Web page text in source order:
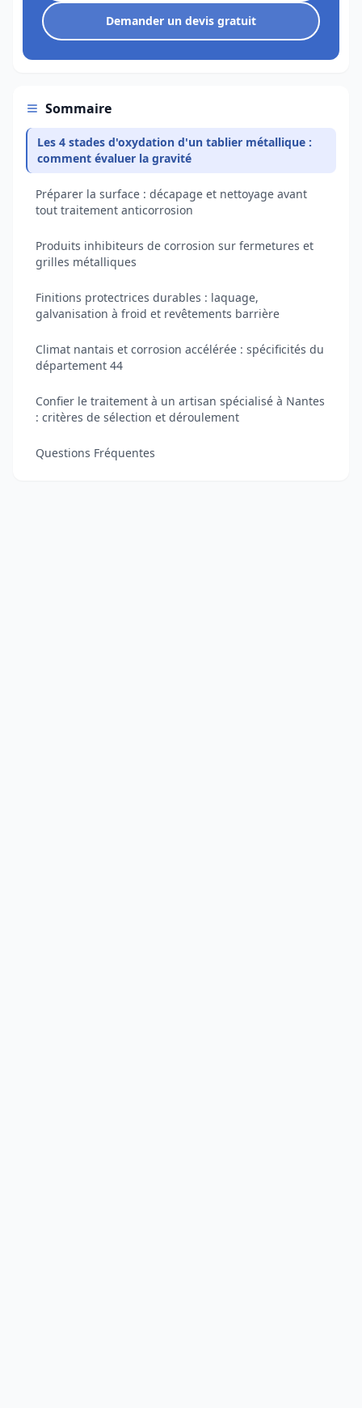
Demander un devis gratuit
Sommaire
Les 4 stades d'oxydation d'un tablier métallique :
comment évaluer la gravité
Préparer la surface : décapage et nettoyage avant
tout traitement anticorrosion
Produits inhibiteurs de corrosion sur fermetures et
grilles métalliques
Finitions protectrices durables : laquage,
galvanisation à froid et revêtements barrière
Climat nantais et corrosion accélérée : spécificités du
département 44
Confier le traitement à un artisan spécialisé à Nantes
: critères de sélection et déroulement
Questions Fréquentes